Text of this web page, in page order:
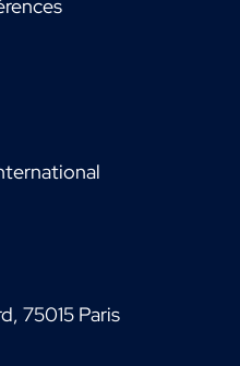
75015 Paris